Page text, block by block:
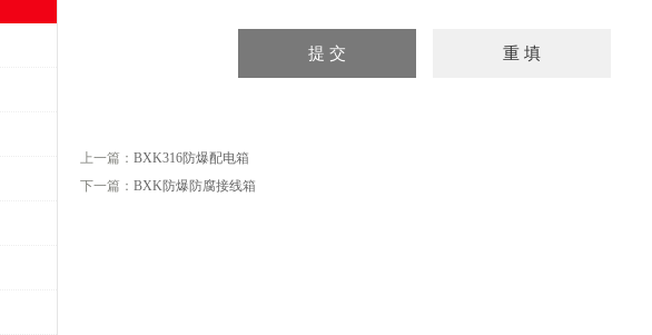
上一篇： BXK316防爆配电箱
下一篇： BXK防爆防腐接线箱